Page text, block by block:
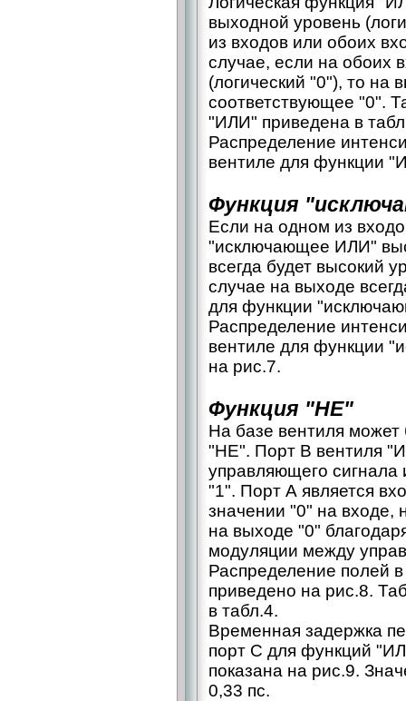
выходной уровень
из входов или обоих
случае, если на обоих
(логический "0"), то на
соответствующее "0".
"ИЛИ" приведена в
Распределение
вентиле для функции
Функция
Если на одном из
"исключающее ИЛИ"
всегда будет высокий
случае на выходе
для функции
Распределение
вентиле для функции
на рис.7.
Функция "НЕ"
На базе вентиля
"НЕ". Порт B вентиля
управляющего сигнала
"1". Порт А является
значении "0" на входе,
на выходе "0"
модуляции между
Распределение полей
приведено на рис.8.
в табл.4.
Временная задержка
порт С для функций
показана на рис.9.
0,33 пс.